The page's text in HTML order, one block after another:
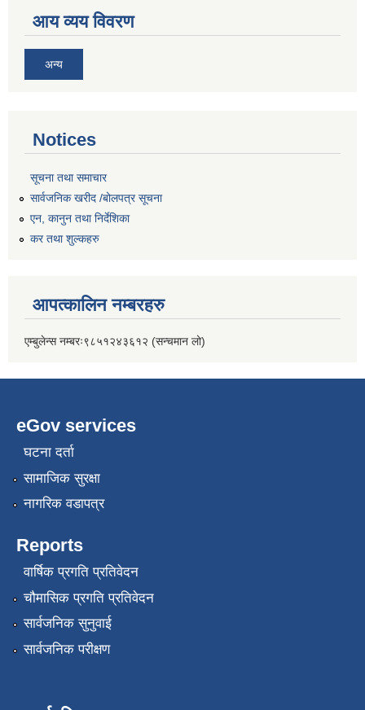
आय व्यय विवरण
अन्य
Notices
सूचना तथा समाचार
सार्वजनिक खरीद /बोलपत्र सूचना
एन, कानुन तथा निर्देशिका
कर तथा शुल्कहरु
आपत्कालिन नम्बरहरु
एम्बुलेन्स नम्बरः९८५१२४३६१२ (सन्चमान लो)
eGov services
घटना दर्ता
सामाजिक सुरक्षा
नागरिक वडापत्र
Reports
वार्षिक प्रगति प्रतिवेदन
चौमासिक प्रगति प्रतिवेदन
सार्वजनिक सुनुवाई
सार्वजनिक परीक्षण